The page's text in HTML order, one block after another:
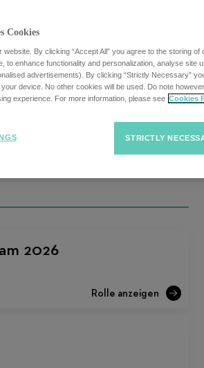
2026
Cookies
website. By clicking “Accept All” you agree to the storing
to enhance functionality and personalization, analyse site
advertisements). By clicking “Strictly Necessary”
device. No other cookies will be used. Do note
experience. For more information, please see Cookies
STRICTLY